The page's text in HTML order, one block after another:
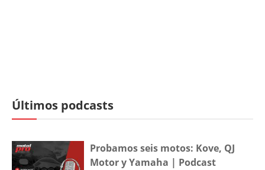
Últimos podcasts
Probamos seis motos: Kove, QJ
Motor y Yamaha | Podcast